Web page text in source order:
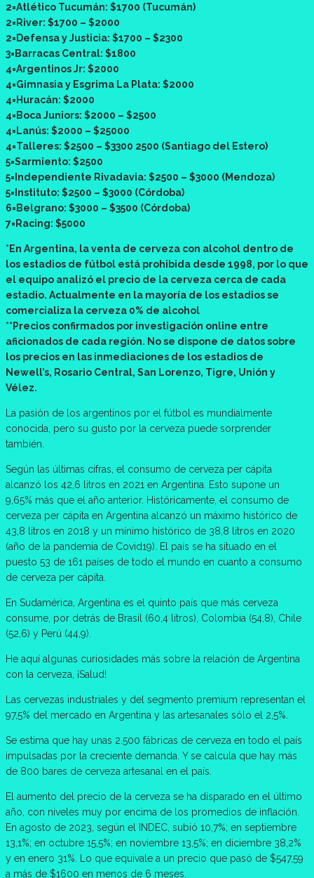
2=Atlético Tucumán: $1700 (Tucumán)
2=River: $1700 – $2000
2=Defensa y Justicia: $1700 – $2300
3=Barracas Central: $1800
4=Argentinos Jr: $2000
4=Gimnasia y Esgrima La Plata: $2000
4=Huracán: $2000
4=Boca Juniors: $2000 – $2500
4=Lanús: $2000 – $25000
4=Talleres: $2500 – $3300 2500 (Santiago del Estero)
5=Sarmiento: $2500
5=Independiente Rivadavia: $2500 – $3000 (Mendoza)
5=Instituto: $2500 – $3000 (Córdoba)
6=Belgrano: $3000 – $3500 (Córdoba)
7=Racing: $5000
*En Argentina, la venta de cerveza con alcohol dentro de
los estadios de fútbol está prohibida desde 1998, por lo que
el equipo analizó el precio de la cerveza cerca de cada
estadio. Actualmente en la mayoría de los estadios se
comercializa la cerveza 0% de alcohol
**Precios confirmados por investigación online entre
aficionados de cada región. No se dispone de datos sobre
los precios en las inmediaciones de los estadios de
Newell’s, Rosario Central, San Lorenzo, Tigre, Unión y
Vélez.
La pasión de los argentinos por el fútbol es mundialmente
conocida, pero su gusto por la cerveza puede sorprender
también.
Según las últimas cifras, el consumo de cerveza per cápita
alcanzó los 42,6 litros en 2021 en Argentina. Esto supone un
9,65% más que el año anterior. Históricamente, el consumo de
cerveza per cápita en Argentina alcanzó un máximo histórico de
43,8 litros en 2018 y un mínimo histórico de 38,8 litros en 2020
(año de la pandemia de Covid19). El país se ha situado en el
puesto 53 de 161 países de todo el mundo en cuanto a consumo
de cerveza per cápita.
En Sudamérica, Argentina es el quinto país que más cerveza
consume, por detrás de Brasil (60,4 litros), Colombia (54,8), Chile
(52,6) y Perú (44,9).
He aquí algunas curiosidades más sobre la relación de Argentina
con la cerveza, ¡Salud!
Las cervezas industriales y del segmento premium representan el
97,5% del mercado en Argentina y las artesanales sólo el 2,5%.
Se estima que hay unas 2.500 fábricas de cerveza en todo el país
impulsadas por la creciente demanda. Y se calcula que hay más
de 800 bares de cerveza artesanal en el país.
El aumento del precio de la cerveza se ha disparado en el último
año, con niveles muy por encima de los promedios de inflación.
En agosto de 2023, según el INDEC, subió 10,7%; en septiembre
13,1%; en octubre 15,5%; en noviembre 13,5%; en diciembre 38,2%
y en enero 31%. Lo que equivale a un precio que pasó de $547,59
a más de $1600 en menos de 6 meses.